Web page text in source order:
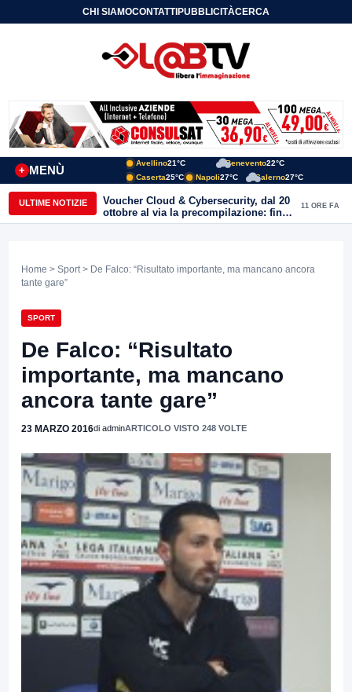
CHI SIAMOCONTATTIPUBBLICITÀCERCA
MENÙ
+
Avellino21°C Benevento22°C
Caserta25°C Napoli27°C Salerno27°C
ULTIME NOTIZIE
Voucher Cloud & Cybersecurity, dal 20
ottobre al via la precompilazione: fino
a 20mila euro a fondo perduto per
11 ORE FA
Home > Sport > De Falco: “Risultato importante, ma mancano ancora
tante gare”
SPORT
De Falco: “Risultato
importante, ma mancano
ancora tante gare”
23 MARZO 2016di adminARTICOLO VISTO 248 VOLTE